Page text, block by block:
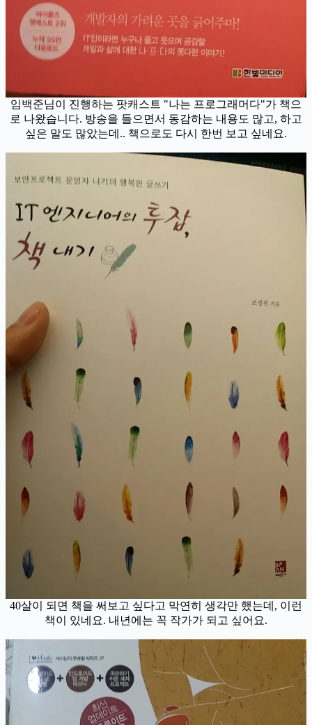
임백준님이 진행하는 팟캐스트 "나는 프로그래머다"가 책으
로 나왔습니다. 방송을 들으면서 동감하는 내용도 많고, 하고
싶은 말도 많았는데.. 책으로도 다시 한번 보고 싶네요.
40살이 되면 책을 써보고 싶다고 막연히 생각만 했는데, 이런
책이 있네요. 내년에는 꼭 작가가 되고 싶어요.